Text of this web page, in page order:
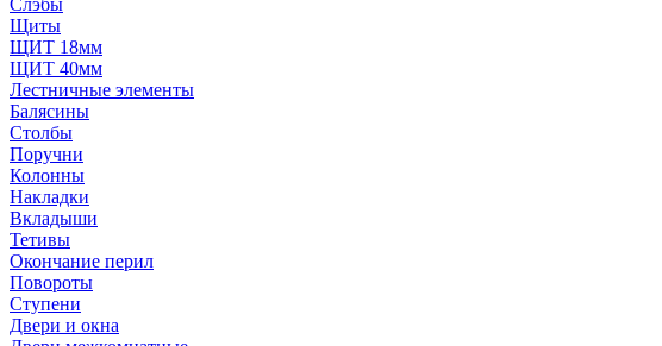
Слэбы
Щиты
ЩИТ 18мм
ЩИТ 40мм
Лестничные элементы
Балясины
Столбы
Поручни
Колонны
Накладки
Вкладыши
Тетивы
Окончание перил
Повороты
Ступени
Двери и окна